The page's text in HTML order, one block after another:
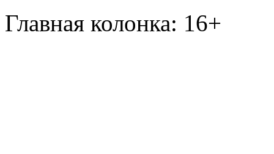
Главная колонка: 16+